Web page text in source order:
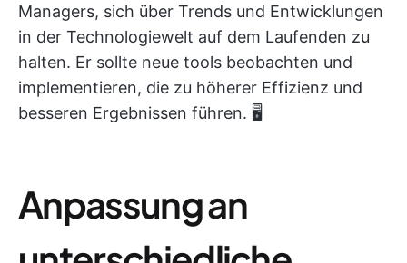
Managers, sich über Trends und Entwicklungen
in der Technologiewelt auf dem Laufenden zu
halten. Er sollte neue tools beobachten und
implementieren, die zu höherer Effizienz und
besseren Ergebnissen führen. 🖥️
Anpassung an